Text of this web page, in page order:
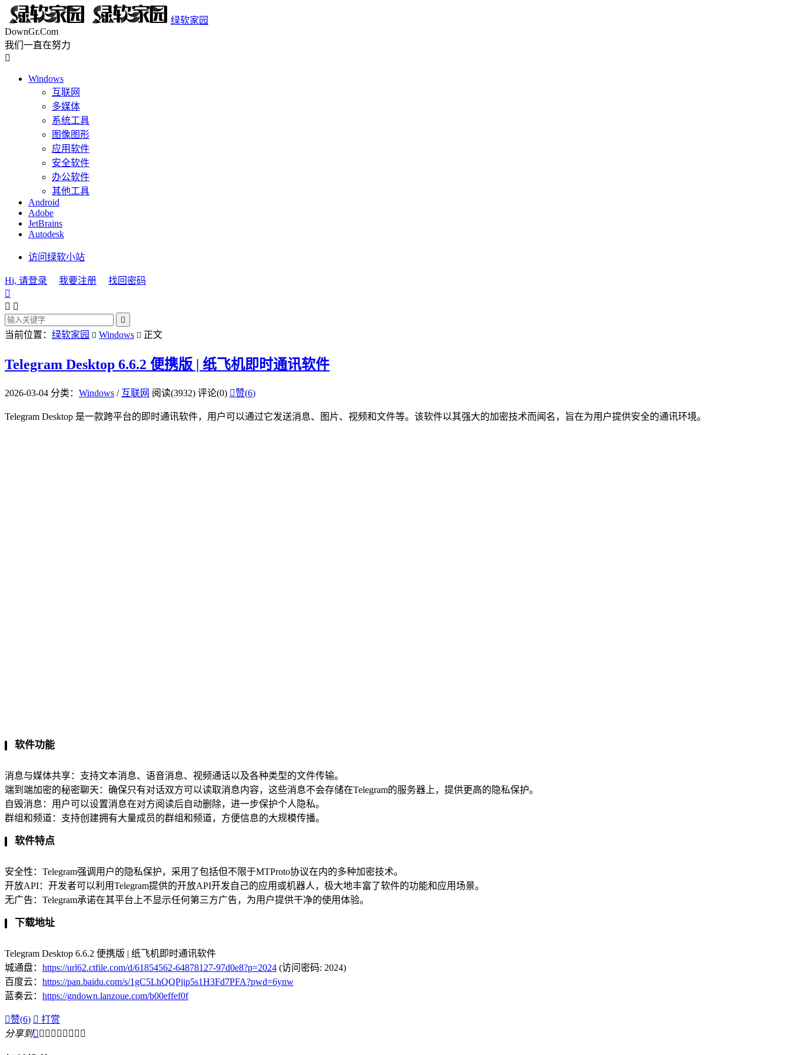
绿软家园
DownGr.Com
我们一直在努力

Windows
互联网
多媒体
系统工具
图像图形
应用软件
安全软件
办公软件
其他工具
Android
Adobe
JetBrains
Autodesk
访问绿软小站
Hi, 请登录 我要注册
找回密码

 

当前位置： 绿软家园  Windows  正文
Telegram Desktop 6.6.2 便携版 | 纸飞机即时通讯软件
2026-03-04 分类： Windows / 互联网 阅读(3932) 评论(0) 赞(6)
Telegram Desktop 是一款跨平台的即时通讯软件，用户可以通过它发送消息、图片、视频和文件等。该软件以其强大的加密技术而闻名，旨在为用户提供安全的通讯环境。
软件功能
消息与媒体共享：支持文本消息、语音消息、视频通话以及各种类型的文件传输。
端到端加密的秘密聊天：确保只有对话双方可以读取消息内容，这些消息不会存储在Telegram的服务器上，提供更高的隐私保护。
自毁消息：用户可以设置消息在对方阅读后自动删除，进一步保护个人隐私。
群组和频道：支持创建拥有大量成员的群组和频道，方便信息的大规模传播。
软件特点
安全性：Telegram强调用户的隐私保护，采用了包括但不限于MTProto协议在内的多种加密技术。
开放API：开发者可以利用Telegram提供的开放API开发自己的应用或机器人，极大地丰富了软件的功能和应用场景。
无广告：Telegram承诺在其平台上不显示任何第三方广告，为用户提供干净的使用体验。
下载地址
Telegram Desktop 6.6.2 便携版 | 纸飞机即时通讯软件
城通盘： https://url62.ctfile.com/d/61854562-64878127-97d0e8?p=2024 (访问密码: 2024)
百度云： https://pan.baidu.com/s/1gC5LhQQPjip5s1H3Fd7PFA?pwd=6ynw
蓝奏云： https://gndown.lanzoue.com/b00effef0f
赞(6)  打赏
分享到        